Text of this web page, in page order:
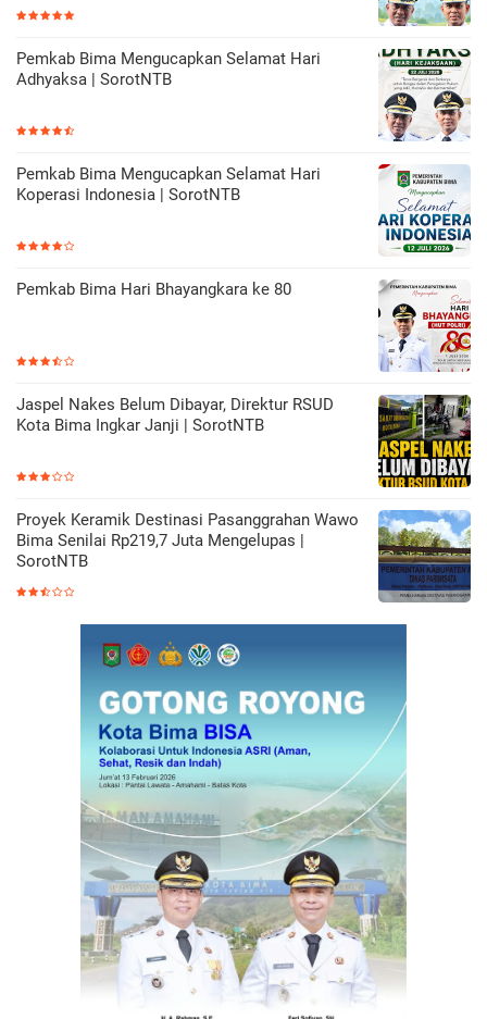
Pemkab Bima Mengucapkan Selamat Hari
Adhyaksa | SorotNTB
Pemkab Bima Mengucapkan Selamat Hari
Koperasi Indonesia | SorotNTB
Pemkab Bima Hari Bhayangkara ke 80
Jaspel Nakes Belum Dibayar, Direktur RSUD
Kota Bima Ingkar Janji | SorotNTB
Proyek Keramik Destinasi Pasanggrahan Wawo
Bima Senilai Rp219,7 Juta Mengelupas |
SorotNTB